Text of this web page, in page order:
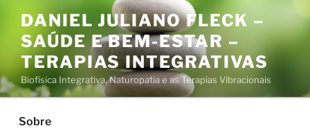
conteúdo
DANIEL JULIANO FLECK –
SAÚDE E BEM-ESTAR –
TERAPIAS INTEGRATIVAS
Biofísica Integrativa, Naturopatia e as Terapias Vibracionais
Sobre